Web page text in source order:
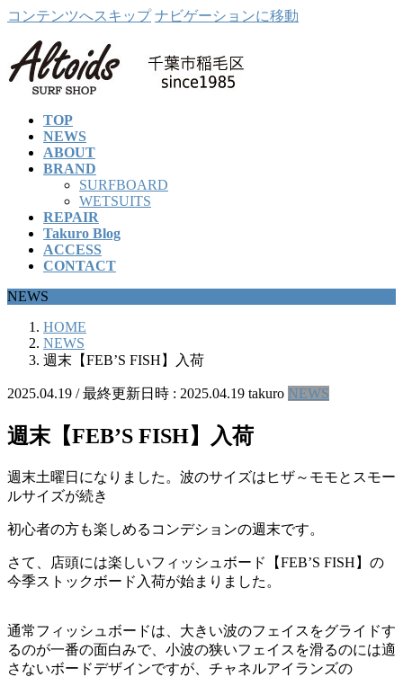
コンテンツへスキップ ナビゲーションに移動
TOP
NEWS
ABOUT
BRAND
SURFBOARD
WETSUITS
REPAIR
Takuro Blog
ACCESS
CONTACT
NEWS
HOME
NEWS
週末【FEB’S FISH】入荷
2025.04.19 / 最終更新日時 : 2025.04.19 takuro NEWS
週末【FEB’S FISH】入荷
週末土曜日になりました。波のサイズはヒザ～モモとスモー
ルサイズが続き
初心者の方も楽しめるコンデションの週末です。
さて、店頭には楽しいフィッシュボード【FEB’S FISH】の
今季ストックボード入荷が始まりました。
通常フィッシュボードは、大きい波のフェイスをグライドす
るのが一番の面白みで、小波の狭いフェイスを滑るのには適
さないボードデザインですが、チャネルアイランズの